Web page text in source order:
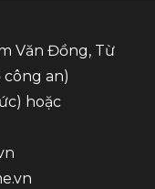
Văn Đồng, Từ
công an)
hoặc